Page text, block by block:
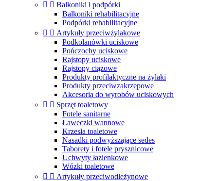
  Balkoniki i podpórki
Balkoniki rehabilitacyjne
Podpórki rehabilitacyjne
  Artykuły przeciwżylakowe
Podkolanówki uciskowe
Pończochy uciskowe
Rajstopy uciskowe
Rajstopy ciążowe
Produkty profilaktyczne na żylaki
Produkty przeciwzakrzepowe
Akcesoria do wyrobów uciskowych
  Sprzęt toaletowy
Fotele sanitarne
Ławeczki wannowe
Krzesła toaletowe
Nasadki podwyższające sedes
Taborety i fotele prysznicowe
Uchwyty łazienkowe
Wózki toaletowe
  Artykuły przeciwodleżynowe